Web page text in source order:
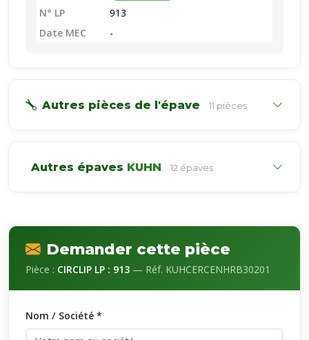
N° LP
913
Date MEC
-
Autres pièces de l'épave 11 pièces
Autres épaves KUHN 12 épaves
Demander cette pièce
Pièce : CIRCLIP LP : 913 — Réf. KUHCERCENHRB30201
Nom / Société *